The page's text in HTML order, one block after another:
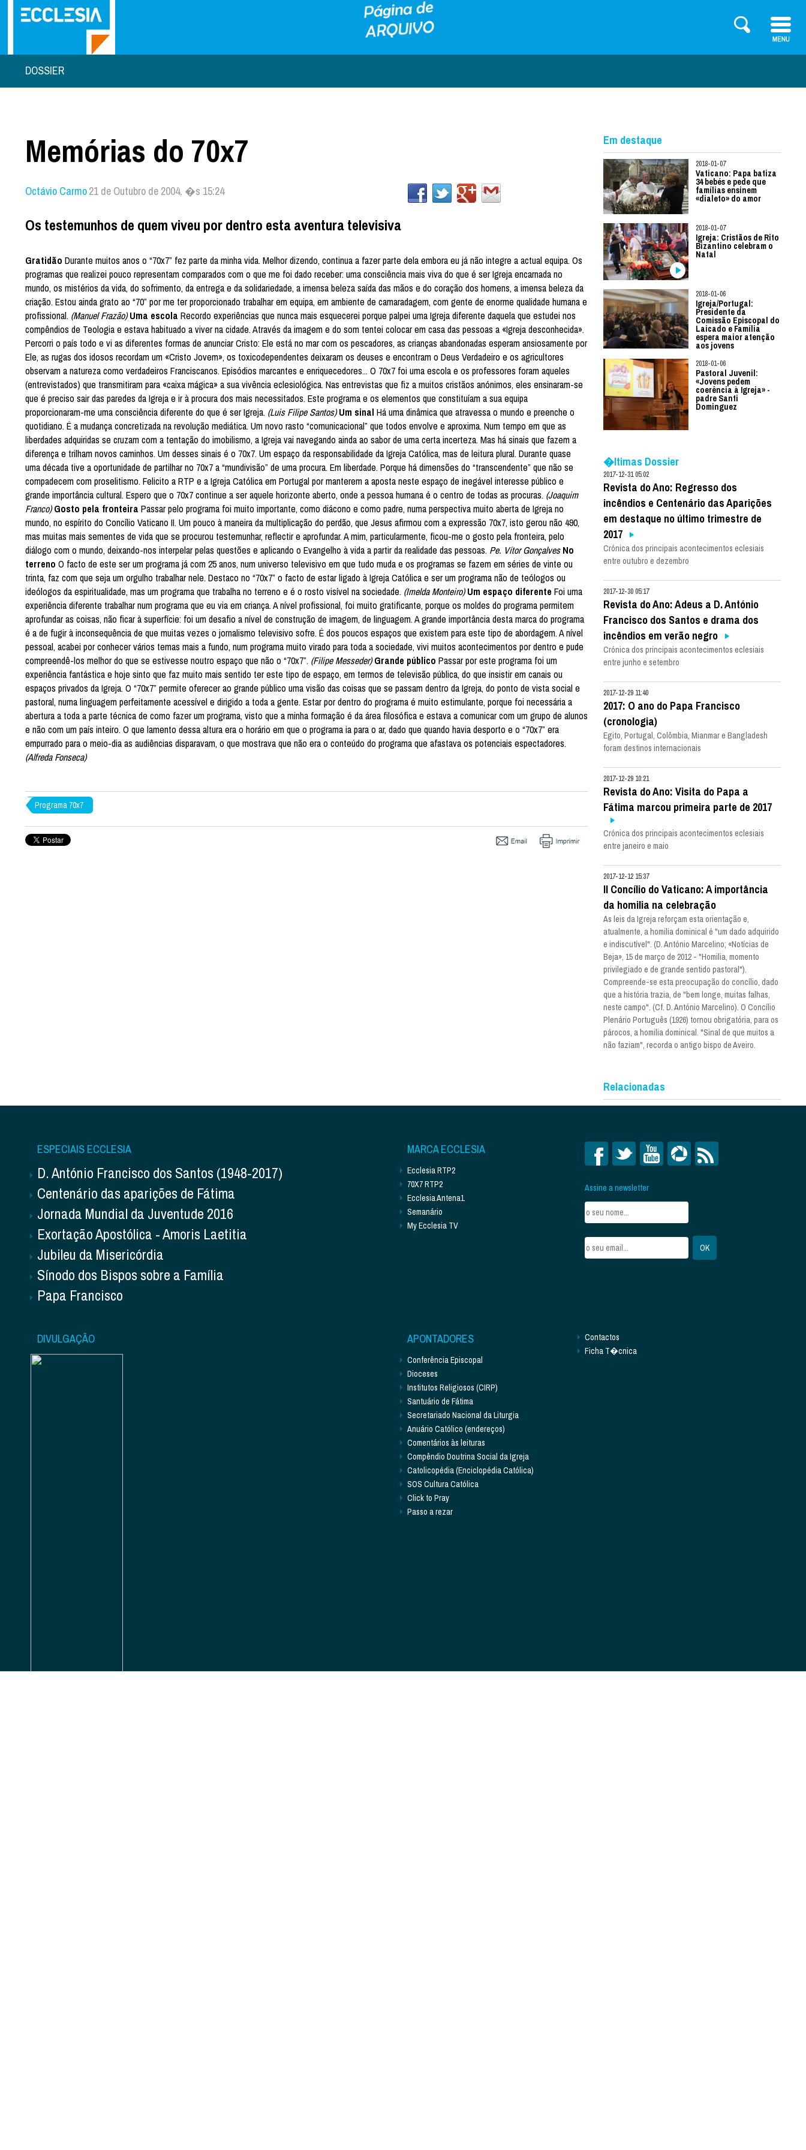
DOSSIER
Memórias do 70x7
Octávio Carmo21 de Outubro de 2004, �s 15:24
Os testemunhos de quem viveu por dentro esta aventura televisiva
Gratidão Durante muitos anos o “70x7” fez parte da minha vida. Melhor dizendo, continua a fazer parte dela embora eu já não integre a actual equipa. Os
programas que realizei pouco representam comparados com o que me foi dado receber: uma consciência mais viva do que é ser Igreja encarnada no
mundo, os mistérios da vida, do sofrimento, da entrega e da solidariedade, a imensa beleza saída das mãos e do coração dos homens, a imensa beleza da
criação. Estou ainda grato ao “70” por me ter proporcionado trabalhar em equipa, em ambiente de camaradagem, com gente de enorme qualidade humana e
profissional. (Manuel Frazão) Uma escola Recordo experiências que nunca mais esquecerei porque palpei uma Igreja diferente daquela que estudei nos
compêndios de Teologia e estava habituado a viver na cidade. Através da imagem e do som tentei colocar em casa das pessoas a «Igreja desconhecida».
Percorri o país todo e vi as diferentes formas de anunciar Cristo: Ele está no mar com os pescadores, as crianças abandonadas esperam ansiosamente por
Ele, as rugas dos idosos recordam um «Cristo Jovem», os toxicodependentes deixaram os deuses e encontram o Deus Verdadeiro e os agricultores
observam a natureza como verdadeiros Franciscanos. Episódios marcantes e enriquecedores... O 70x7 foi uma escola e os professores foram aqueles
(entrevistados) que transmitiram para «caixa mágica» a sua vivência eclesiológica. Nas entrevistas que fiz a muitos cristãos anónimos, eles ensinaram-se
que é preciso sair das paredes da Igreja e ir à procura dos mais necessitados. Este programa e os elementos que constituíam a sua equipa
proporcionaram-me uma consciência diferente do que é ser Igreja. (Luis Filipe Santos) Um sinal Há uma dinâmica que atravessa o mundo e preenche o
quotidiano. É a mudança concretizada na revolução mediática. Um novo rasto “comunicacional” que todos envolve e aproxima. Num tempo em que as
liberdades adquiridas se cruzam com a tentação do imobilismo, a Igreja vai navegando ainda ao sabor de uma certa incerteza. Mas há sinais que fazem a
diferença e trilham novos caminhos. Um desses sinais é o 70x7. Um espaço da responsabilidade da Igreja Católica, mas de leitura plural. Durante quase
uma década tive a oportunidade de partilhar no 70x7 a “mundivisão” de uma procura. Em liberdade. Porque há dimensões do “transcendente” que não se
compadecem com proselitismo. Felicito a RTP e a Igreja Católica em Portugal por manterem a aposta neste espaço de inegável interesse público e
grande importância cultural. Espero que o 70x7 continue a ser aquele horizonte aberto, onde a pessoa humana é o centro de todas as procuras. (Joaquim
Franco) Gosto pela fronteira Passar pelo programa foi muito importante, como diácono e como padre, numa perspectiva muito aberta de Igreja no
mundo, no espírito do Concílio Vaticano II. Um pouco à maneira da multiplicação do perdão, que Jesus afirmou com a expressão 70x7, isto gerou não 490,
mas muitas mais sementes de vida que se procurou testemunhar, reflectir e aprofundar. A mim, particularmente, ficou-me o gosto pela fronteira, pelo
diálogo com o mundo, deixando-nos interpelar pelas questões e aplicando o Evangelho à vida a partir da realidade das pessoas. Pe. Vítor Gonçalves No
terreno O facto de este ser um programa já com 25 anos, num universo televisivo em que tudo muda e os programas se fazem em séries de vinte ou
trinta, faz com que seja um orgulho trabalhar nele. Destaco no “70x7” o facto de estar ligado à Igreja Católica e ser um programa não de teólogos ou
ideólogos da espiritualidade, mas um programa que trabalha no terreno e é o rosto visível na sociedade. (Imelda Monteiro) Um espaço diferente Foi uma
experiência diferente trabalhar num programa que eu via em criança. A nível profissional, foi muito gratificante, porque os moldes do programa permitem
aprofundar as coisas, não ficar à superfície: foi um desafio a nível de construção de imagem, de linguagem. A grande importância desta marca do programa
é a de fugir à inconsequência de que muitas vezes o jornalismo televisivo sofre. É dos poucos espaços que existem para este tipo de abordagem. A nível
pessoal, acabei por conhecer vários temas mais a fundo, num programa muito virado para toda a sociedade, vivi muitos acontecimentos por dentro e pude
compreendê-los melhor do que se estivesse noutro espaço que não o “70x7”. (Filipe Messeder) Grande público Passar por este programa foi um
experiência fantástica e hoje sinto que faz muito mais sentido ter este tipo de espaço, em termos de televisão pública, do que insistir em canais ou
espaços privados da Igreja. O “70x7” permite oferecer ao grande público uma visão das coisas que se passam dentro da Igreja, do ponto de vista social e
pastoral, numa linguagem perfeitamente acessível e dirigido a toda a gente. Estar por dentro do programa é muito estimulante, porque foi necessária a
abertura a toda a parte técnica de como fazer um programa, visto que a minha formação é da área filosófica e estava a comunicar com um grupo de alunos
e não com um país inteiro. O que lamento dessa altura era o horário em que o programa ia para o ar, dado que quando havia desporto e o “70x7” era
empurrado para o meio-dia as audiências disparavam, o que mostrava que não era o conteúdo do programa que afastava os potenciais espectadores.
(Alfreda Fonseca)
Programa 70x7
Em destaque
2018-01-07
Vaticano: Papa batiza
34 bebés e pede que
famílias ensinem
«dialeto» do amor
2018-01-07
Igreja: Cristãos de Rito
Bizantino celebram o
Natal
2018-01-06
Igreja/Portugal:
Presidente da
Comissão Episcopal do
Laicado e Família
espera maior atenção
aos jovens
2018-01-06
Pastoral Juvenil:
«Jovens pedem
coerência à Igreja» -
padre Santi
Dominguez
�ltimas Dossier
2017-12-31 05:02
Revista do Ano: Regresso dos
incêndios e Centenário das Aparições
em destaque no último trimestre de
2017
Crónica dos principais acontecimentos eclesiais
entre outubro e dezembro
2017-12-30 05:17
Revista do Ano: Adeus a D. António
Francisco dos Santos e drama dos
incêndios em verão negro
Crónica dos principais acontecimentos eclesiais
entre junho e setembro
2017-12-29 11:40
2017: O ano do Papa Francisco
(cronologia)
Egito, Portugal, Colômbia, Mianmar e Bangladesh
foram destinos internacionais
2017-12-29 10:21
Revista do Ano: Visita do Papa a
Fátima marcou primeira parte de 2017
Crónica dos principais acontecimentos eclesiais
entre janeiro e maio
2017-12-12 15:37
II Concílio do Vaticano: A importância
da homilia na celebração
As leis da Igreja reforçam esta orientação e,
atualmente, a homilia dominical é "um dado adquirido
e indiscutível". (D. António Marcelino; «Notícias de
Beja», 15 de março de 2012 - "Homilia, momento
privilegiado e de grande sentido pastoral").
Compreende-se esta preocupação do concílio, dado
que a história trazia, de "bem longe, muitas falhas,
neste campo". (Cf. D. António Marcelino). O Concílio
Plenário Português (1926) tornou obrigatória, para os
párocos, a homilia dominical. "Sinal de que muitos a
não faziam", recorda o antigo bispo de Aveiro.
Relacionadas
ESPECIAIS ECCLESIA
D. António Francisco dos Santos (1948-2017)
Centenário das aparições de Fátima
Jornada Mundial da Juventude 2016
Exortação Apostólica - Amoris Laetitia
Jubileu da Misericórdia
Sínodo dos Bispos sobre a Família
Papa Francisco
MARCA ECCLESIA
Ecclesia RTP2
70X7 RTP2
Ecclesia Antena1
Semanário
My Ecclesia TV
Assine a newsletter
DIVULGAÇÃO APONTADORES
Conferência Episcopal
Dioceses
Institutos Religiosos (CIRP)
Santuário de Fátima
Secretariado Nacional da Liturgia
Anuário Católico (endereços)
Comentários às leituras
Compêndio Doutrina Social da Igreja
Catolicopédia (Enciclopédia Católica)
SOS Cultura Católica
Click to Pray
Passo a rezar
Contactos
Ficha T�cnica